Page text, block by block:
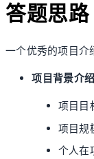
答题思路
一个优秀的项目介
项目背景介绍
项目目
项目规
个人在